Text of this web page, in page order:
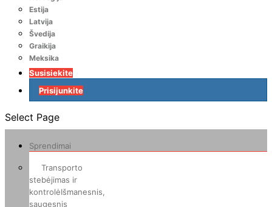
Estija
Latvija
Švedija
Graikija
Meksika
Susisiekite
Prisijunkite
Select Page
Sprendimai
Transporto
stebėjimas ir
kontrolėIšmanesnis,
saugesnis